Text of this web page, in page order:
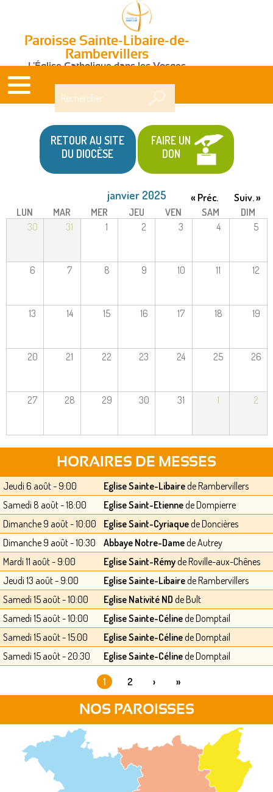
Paroisse Sainte-Libaire-de-
Rambervillers
L'Église Catholique dans les Vosges
RETOUR AU SITE
DU DIOCÈSE
FAIRE UN
DON
janvier 2025 « Préc. Suiv. »
LUN MAR MER JEU VEN SAM
DIM
30
31 1 2 3 4 5
6 7 8 9 10 11 12
13 14 15 16 17 18 19
20 21 22 23 24 25 26
27 28 29 30 31 1 2
HORAIRES DE MESSES
Jeudi 6 août - 9:00 Eglise Sainte-Libairede Rambervillers
Samedi 8 août - 18:00
Eglise Saint-Etiennede Dompierre
Dimanche 9 août - 10:00
Eglise Saint-Cyriaquede Doncières
Dimanche 9 août - 10:30
Abbaye Notre-Damede Autrey
Mardi 11 août - 9:00
Eglise Saint-Rémyde Roville-aux-Chênes
Jeudi 13 août - 9:00
Eglise Sainte-Libairede Rambervillers
Samedi 15 août - 10:00
Eglise Nativité ND de Bult
Samedi 15 août - 10:00
Eglise Sainte-Célinede Domptail
Samedi 15 août - 15:00
Eglise Sainte-Célinede Domptail
Samedi 15 août - 20:30
Eglise Sainte-Célinede Domptail
1 2 › »
NOS PAROISSES